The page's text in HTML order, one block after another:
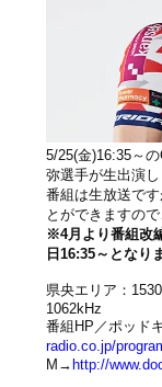
5/25(金)16:35～
弥選手が生出演し
番組は生放送で
とができますの
※4月より番組改
日16:35～となり
県央エリア：
1062kHz
番組HP／ポッド
radio.co.jp/
M→http://